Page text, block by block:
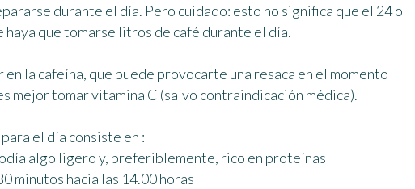
durante el día. Pero cuidado: esto no significa que el 24 o
haya que tomarse litros de café durante el día.
en la cafeína, que puede provocarte una resaca en el momento
mejortomar vitamina C (salvo contraindicación médica).
el día consiste en :
algo ligero y, preferiblemente, rico en proteínas
minutos hacia las 14.00 horas